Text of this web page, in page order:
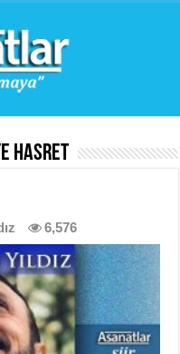
Hasret
6,576